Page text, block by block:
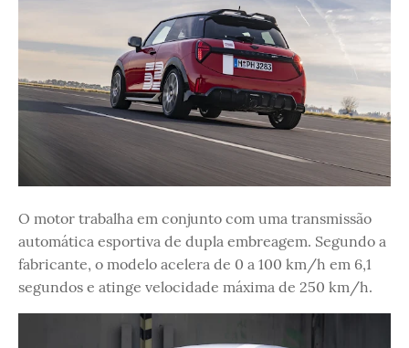
O motor trabalha em conjunto com uma transmissão
automática esportiva de dupla embreagem. Segundo a
fabricante, o modelo acelera de 0 a 100 km/h em 6,1
segundos e atinge velocidade máxima de 250 km/h.